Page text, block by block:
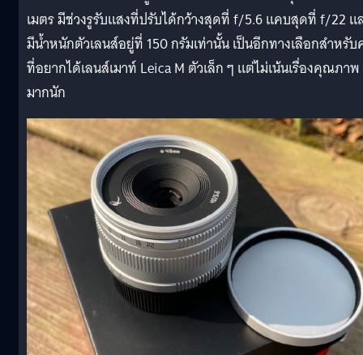
เมตร มีช่วงรูรับแสงที่ปรับได้กว้างสุดที่ f/5.6 แคบสุดที่ f/22 แ
มีน้ำหนักตัวเลนส์อยู่ที่ 150 กรัมเท่านั้น เป็นอีกทางเลือกสำหรั
ที่อยากได้เลนส์เมาท์ Leica M ตัวเล็ก ๆ แต่ไม่เน้นเรื่องคุณภาพ
มากนัก